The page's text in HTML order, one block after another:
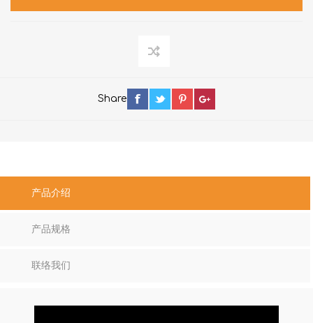
Share
产品介绍
产品规格
联络我们